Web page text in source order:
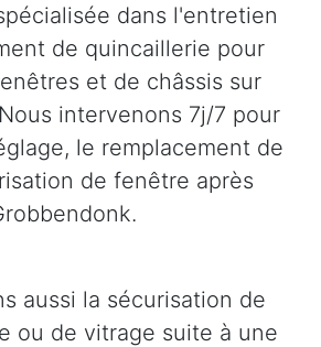
dans l'entretien
de quincaillerie pour
et de châssis sur
intervenons 7j/7 pour
le remplacement de
de fenêtre après
aussi la sécurisation de
ou de vitrage suite à une